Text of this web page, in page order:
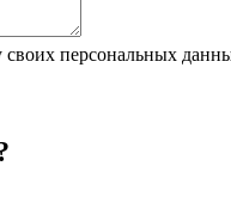
своих персональных